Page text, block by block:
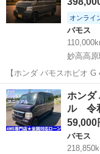
オンライ
バモス
妙高高原
【ホンダ バモスホビオ G 4WD MT
確認できる方のみお願いします メーカー：ホンダ車種：
グレード：G型式：HM4 年式：2016年 カラー：グレー 走行距離：
114,0...
新潟 妙高市 妙高
ホン
ル 令
59,000
バモス